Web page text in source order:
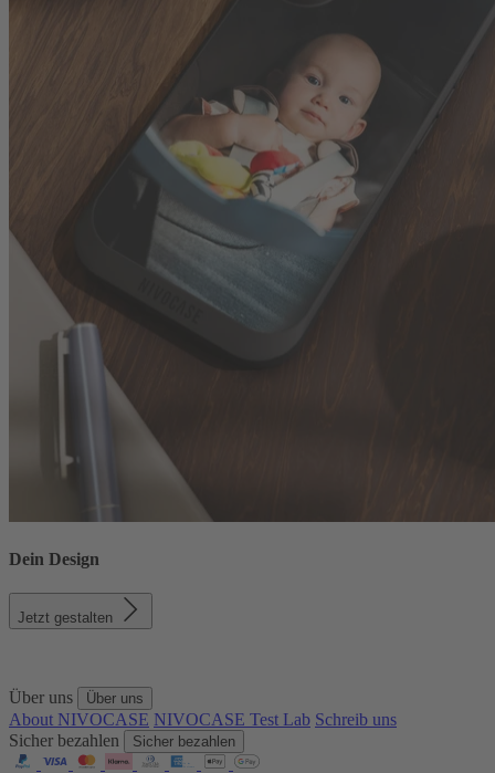
Dein Design
Jetzt gestalten
Über uns Über uns
About NIVOCASE NIVOCASE Test Lab Schreib uns
Sicher bezahlen
Sicher bezahlen